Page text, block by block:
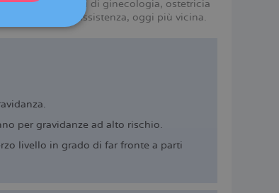
gli stessi servizi di ginecologia, ostetricia
La stessa assistenza, oggi più vicina.
per gravidanze ad alto rischio.
livello in grado di far fronte a parti